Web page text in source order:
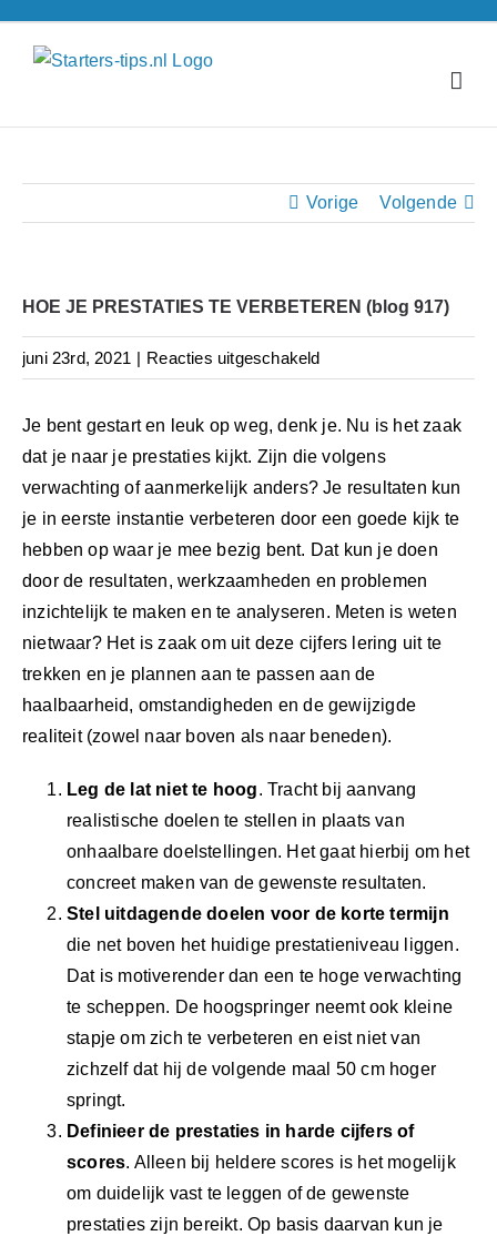
naar
Vorige Volgende
HOE JE PRESTATIES TE VERBETEREN (blog 917)
juni 23rd, 2021 | Reacties uitgeschakeldvoor
JE
PRESTATIES
TE
Je bent gestart en leuk op weg, denk je. Nu is het zaak
dat je naar je prestaties kijkt. Zijn die volgens
verwachting of aanmerkelijk anders? Je resultaten kun
je in eerste instantie verbeteren door een goede kijk te
hebben op waar je mee bezig bent. Dat kun je doen
door de resultaten, werkzaamheden en problemen
inzichtelijk te maken en te analyseren. Meten is weten
nietwaar? Het is zaak om uit deze cijfers lering uit te
trekken en je plannen aan te passen aan de
haalbaarheid, omstandigheden en de gewijzigde
realiteit (zowel naar boven als naar beneden).
Leg de lat niet te hoog. Tracht bij aanvang
realistische doelen te stellen in plaats van
onhaalbare doelstellingen. Het gaat hierbij om het
concreet maken van de gewenste resultaten.
Stel uitdagende doelen voor de korte termijn
die net boven het huidige prestatieniveau liggen.
Dat is motiverender dan een te hoge verwachting
te scheppen. De hoogspringer neemt ook kleine
stapje om zich te verbeteren en eist niet van
zichzelf dat hij de volgende maal 50 cm hoger
springt.
Definieer de prestaties in harde cijfers of
scores. Alleen bij heldere scores is het mogelijk
om duidelijk vast te leggen of de gewenste
prestaties zijn bereikt. Op basis daarvan kun je